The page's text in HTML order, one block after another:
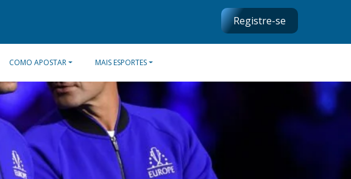
Registre-se
COMO APOSTAR MAIS ESPORTES